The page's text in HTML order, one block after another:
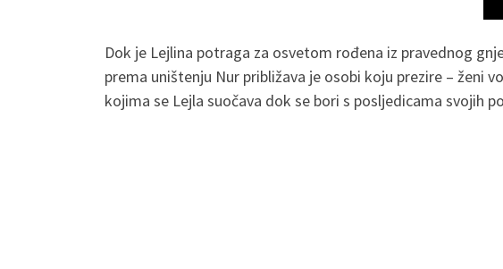
Dok je Lejlina potraga za osvetom rođena iz pravednog
prema uništenju Nur približava je osobi koju prezire – ženi
kojima se Lejla suočava dok se bori s posljedicama svojih